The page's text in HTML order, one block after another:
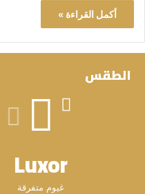
أكمل القراءة »
الطقس
Luxor
غيوم متفرقة